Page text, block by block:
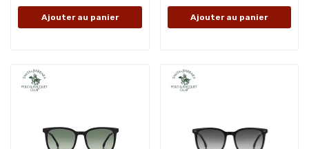
Ajouter au panier Ajouter au panier